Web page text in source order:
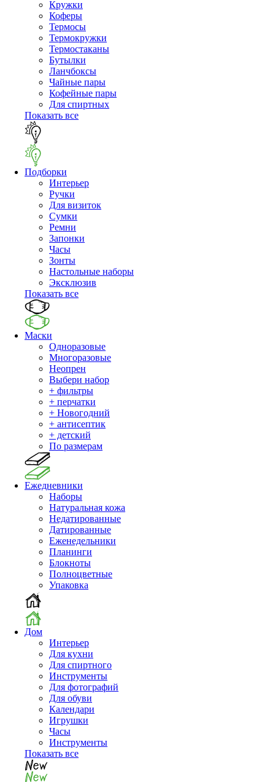
Кружки
Коферы
Термосы
Термокружки
Термостаканы
Бутылки
Ланчбоксы
Чайные пары
Кофейные пары
Для спиртных
Показать все
Подборки
Интерьер
Ручки
Для визиток
Сумки
Ремни
Запонки
Часы
Зонты
Настольные наборы
Эксклюзив
Показать все
Маски
Одноразовые
Многоразовые
Неопрен
Выбери набор
+ фильтры
+ перчатки
+ Новогодний
+ антисептик
+ детский
По размерам
Ежедневники
Наборы
Натуральная кожа
Недатированные
Датированные
Еженедельники
Планинги
Блокноты
Полноцветные
Упаковка
Дом
Интерьер
Для кухни
Для спиртного
Инструменты
Для фотографий
Для обуви
Календари
Игрушки
Часы
Инструменты
Показать все